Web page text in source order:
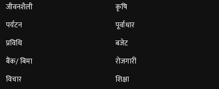
जीवनशैली
पर्यटन
प्रविधि
बैंक/ बिमा
विचार
कृषि
पूर्वाधार
बजेट
रोजगारी
शिक्षा